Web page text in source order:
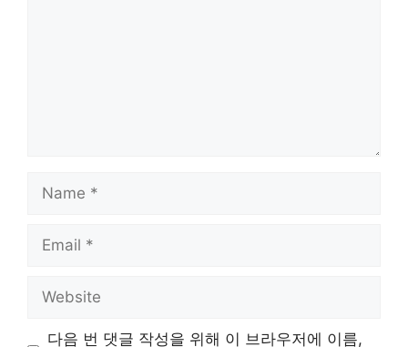
Name
Email
Website
다음 번 댓글 작성을 위해 이 브라우저에 이름,